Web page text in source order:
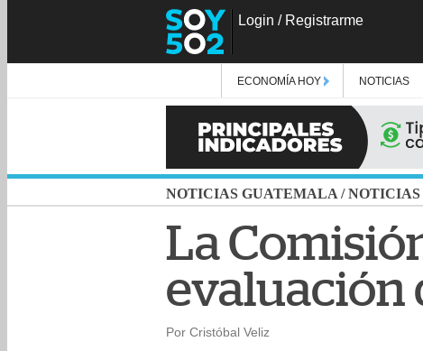
Login / Registrarme
ECONOMÍA HOY NOTICIAS
NOTICIAS GUATEMALA /NOTICIAS
La
evaluación
Por Cristóbal Veliz